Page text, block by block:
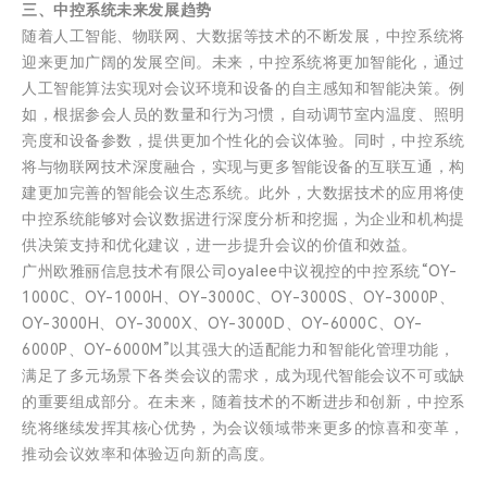
三、中控系统未来发展趋势
随着人工智能、物联网、大数据等技术的不断发展，中控系统将
迎来更加广阔的发展空间。未来，中控系统将更加智能化，通过
人工智能算法实现对会议环境和设备的自主感知和智能决策。例
如，根据参会人员的数量和行为习惯，自动调节室内温度、照明
亮度和设备参数，提供更加个性化的会议体验。同时，中控系统
将与物联网技术深度融合，实现与更多智能设备的互联互通，构
建更加完善的智能会议生态系统。此外，大数据技术的应用将使
中控系统能够对会议数据进行深度分析和挖掘，为企业和机构提
供决策支持和优化建议，进一步提升会议的价值和效益。
广州欧雅丽信息技术有限公司oyalee中议视控的中控系统“OY-
1000C、OY-1000H、OY-3000C、OY-3000S、OY-3000P、
OY-3000H、OY-3000X、OY-3000D、OY-6000C、OY-
6000P、OY-6000M”以其强大的适配能力和智能化管理功能，
满足了多元场景下各类会议的需求，成为现代智能会议不可或缺
的重要组成部分。在未来，随着技术的不断进步和创新，中控系
统将继续发挥其核心优势，为会议领域带来更多的惊喜和变革，
推动会议效率和体验迈向新的高度。